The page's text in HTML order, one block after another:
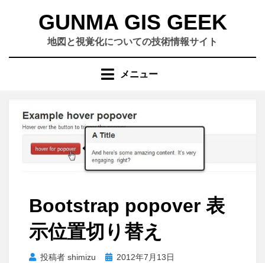
GUNMA GIS GEEK
地図と視覚化についての技術情報サイト
メニュー
Bootstrap popover 表
示位置切り替え
投稿者shimizu
投 2012年7月13日